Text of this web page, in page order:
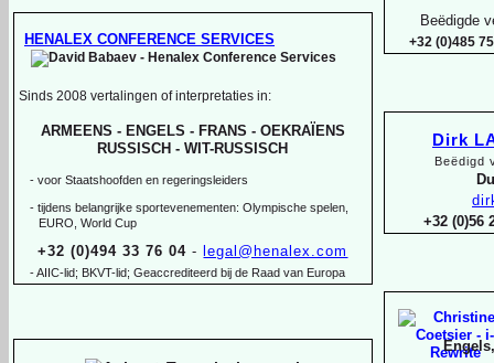
Beëdigde
+32 (0)485
Dirk
Beëdigd
+32
HENALEX CONFERENCE SERVICES
Sinds 2008 vertalingen of interpretaties in:
ARMEENS - ENGELS - FRANS - OEKRAÏENS
RUSSISCH - WIT-RUSSISCH
- voor Staatshoofden en regeringsleiders
- tijdens belangrijke sportevenementen: Olympische spelen,
EURO, World Cup
+32 (0)494 33 76 04 - legal@henalex.com
-AIIC-lid; BKVT-lid; Geaccrediteerd bij de Raad van Europa